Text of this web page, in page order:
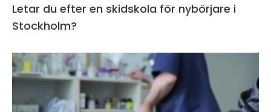
Letar du efter en skidskola för nybörjare i
Stockholm?